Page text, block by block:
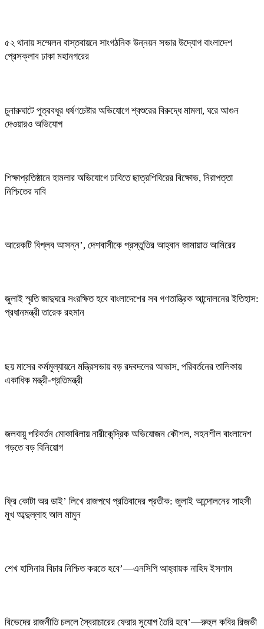
৫২ থানায় সম্মেলন বাস্তবায়নে সাংগঠনিক উন্নয়ন সভার উদ্যোগ বাংলাদেশ
প্রেসক্লাব ঢাকা মহানগরের
চুনারুঘাটে পুত্রবধূর ধর্ষণচেষ্টার অভিযোগে শ্বশুরের বিরুদ্ধে মামলা, ঘরে আগুন
দেওয়ারও অভিযোগ
শিক্ষাপ্রতিষ্ঠানে হামলার অভিযোগে ঢাবিতে ছাত্রশিবিরের বিক্ষোভ, নিরাপত্তা
নিশ্চিতের দাবি
আরেকটি বিপ্লব আসন্ন’, দেশবাসীকে প্রস্তুতির আহ্বান জামায়াত আমিরের
জুলাই স্মৃতি জাদুঘরে সংরক্ষিত হবে বাংলাদেশের সব গণতান্ত্রিক আন্দোলনের ইতিহাস:
প্রধানমন্ত্রী তারেক রহমান
ছয় মাসের কর্মমূল্যায়নে মন্ত্রিসভায় বড় রদবদলের আভাস, পরিবর্তনের তালিকায়
একাধিক মন্ত্রী-প্রতিমন্ত্রী
জলবায়ু পরিবর্তন মোকাবিলায় নারীকেন্দ্রিক অভিযোজন কৌশল, সহনশীল বাংলাদেশ
গড়তে বড় বিনিয়োগ
ফ্রি কোটা অর ডাই’ লিখে রাজপথে প্রতিবাদের প্রতীক: জুলাই আন্দোলনের সাহসী
মুখ আব্দুল্লাহ আল মামুন
শেখ হাসিনার বিচার নিশ্চিত করতে হবে’—এনসিপি আহ্বায়ক নাহিদ ইসলাম
বিভেদের রাজনীতি চললে স্বৈরাচারের ফেরার সুযোগ তৈরি হবে’—রুহুল কবির রিজভী